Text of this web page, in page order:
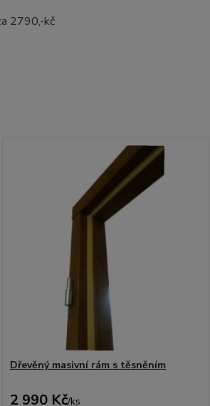
2790,-kč
Dřevěný masivní rám s těsněním
2 990 Kč/ks